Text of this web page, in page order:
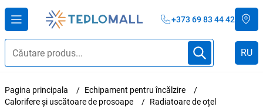
+373 69 83 44 42
RU
Pagina principala
Echipament pentru încălzire
Calorifere și uscătoare de prosoape
Radiatoare de oțel